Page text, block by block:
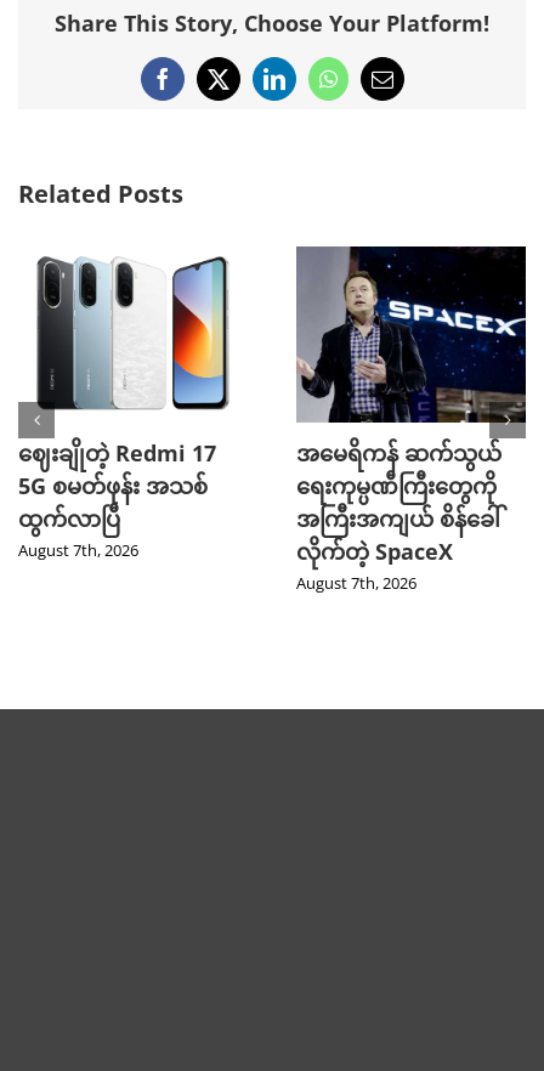
Share This Story, Choose Your Platform!
Facebook
X LinkedInWhatsApp
Email
Related Posts
ဈေးချိုတဲ့ Redmi 17
5G စမတ်ဖုန်း အသစ်
ထွက်လာပြီ
August 7th, 2026
အမေရိကန် ဆက်သွယ်
ရေးကုမ္ပဏီကြီးတွေကို
အကြီးအကျယ် စိန်ခေါ်
လိုက်တဲ့ SpaceX
August 7th, 2026